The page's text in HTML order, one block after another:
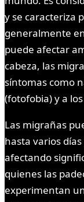
y se caracteriza
generalmente
puede afectar
cabeza, las
síntomas como
(fotofobia) y a
Las migrañas
hasta varios
afectando
quienes las
experimentan